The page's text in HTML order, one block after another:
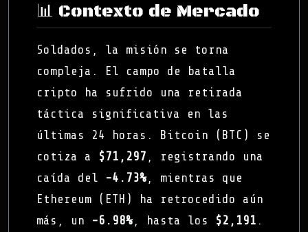
📊 Contexto de Mercado
Soldados, la misión se torna
compleja. El campo de batalla
cripto ha sufrido una retirada
táctica significativa en las
últimas 24 horas. Bitcoin (BTC) se
cotiza a $71,297 , registrando una
caída del -4.73%, mientras que
Ethereum (ETH) ha retrocedido aún
más, un -6.98%, hasta los $2,191 .